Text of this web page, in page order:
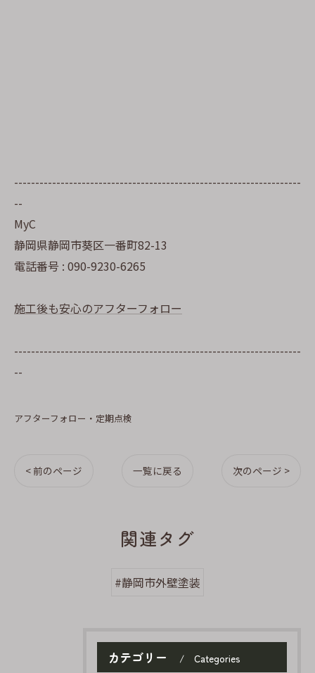
--------------------------------------------------------------------
--
MyC
静岡県静岡市葵区一番町82-13
電話番号 : 090-9230-6265
施工後も安心のアフターフォロー
--------------------------------------------------------------------
--
アフターフォロー・定期点検
< 前のページ 一覧に戻る 次のページ >
関連タグ
#静岡市外壁塗装
カテゴリー Categories